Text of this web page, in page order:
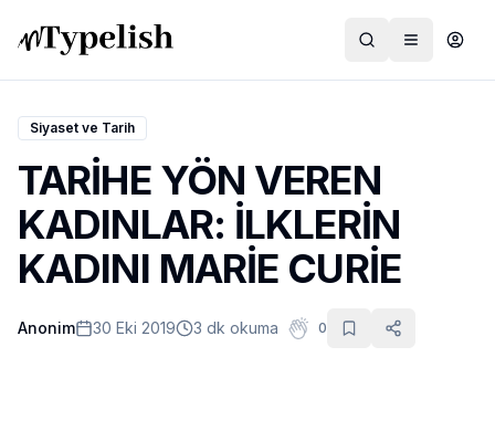
Dünya
Film ve Dizi
Kültür ve Sanat
Sağlık
Siyaset ve Tarih
TARİHE YÖN VEREN
KADINLAR: İLKLERİN
KADINI MARİE CURİE
Anonim 30 Eki 2019 3 dk okuma 0